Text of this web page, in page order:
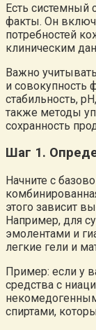
Есть системный
факты. Он
потребностей
клиническим
Важно
и совокупность
стабильность,
также методы
сохранность
Шаг 1.
Начните с
этого зависит
Например, для
эмолентами и
легкие гели и
Пример: если у
средства с
спиртами,